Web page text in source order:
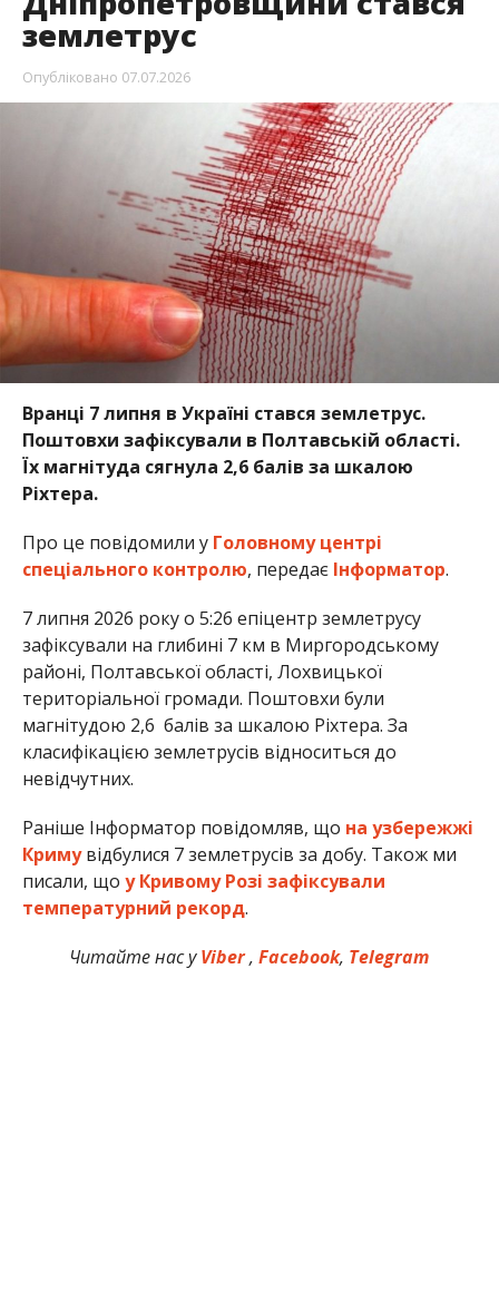
землетрус
Опубліковано 07.07.2026
Вранці 7 липня в Україні стався землетрус.
Поштовхи зафіксували в Полтавській області.
Їх магнітуда сягнула 2,6 балів за шкалою
Ріхтера.
Про це повідомили у Головному центрі
спеціального контролю, передає Інформатор.
7 липня 2026 року о 5:26 епіцентр землетрусу
зафіксували на глибині 7 км в Миргородському
районі, Полтавської області, Лохвицької
територіальної громади. Поштовхи були
магнітудою 2,6 балів за шкалою Ріхтера. За
класифікацією землетрусів відноситься до
невідчутних.
Раніше Інформатор повідомляв, що на узбережжі
Кримувідбулися 7 землетрусів за добу. Також ми
писали, що у Кривому Розі зафіксували
температурний рекорд.
Читайте нас уViber,Facebook, Telegram